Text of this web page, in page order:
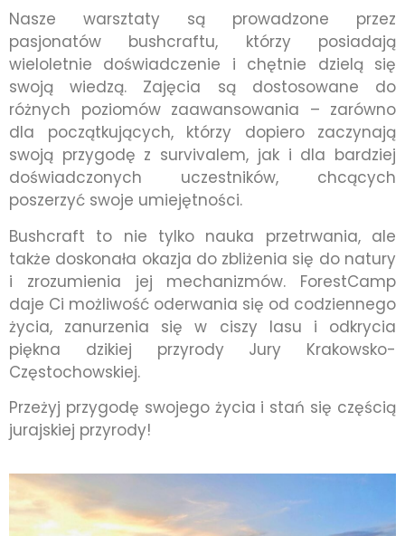
Nasze warsztaty są prowadzone przez
pasjonatów bushcraftu, którzy posiadają
wieloletnie doświadczenie i chętnie dzielą się
swoją wiedzą. Zajęcia są dostosowane do
różnych poziomów zaawansowania – zarówno
dla początkujących, którzy dopiero zaczynają
swoją przygodę z survivalem, jak i dla bardziej
doświadczonych uczestników, chcących
poszerzyć swoje umiejętności.
Bushcraft to nie tylko nauka przetrwania, ale
także doskonała okazja do zbliżenia się do natury
i zrozumienia jej mechanizmów. ForestCamp
daje Ci możliwość oderwania się od codziennego
życia, zanurzenia się w ciszy lasu i odkrycia
piękna dzikiej przyrody Jury Krakowsko-
Częstochowskiej.
Przeżyj przygodę swojego życia i stań się częścią
jurajskiej przyrody!